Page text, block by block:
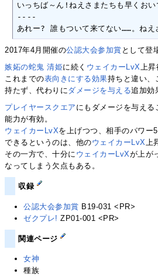
いっちば～ん!ねえさまたちも早く
----
あれー? 誰もついて来てない……。ね
2017年4月開催の公認大会参加賞 として登
嫉妬の蛇鬼 清姫に続く ウェイカーLvX 上
これまでの表向きにする効果持ちと違い、
持たず、代わりにダメージを与える追加効
プレイヤースクエア にもダメージを与える
能力が有効。
ウェイカーLvXを上げつつ、相手のパワー
できるというのは、他のウェイカーLvX上
その一方で、十分に ウェイカーLvXが上が
なってしまう欠点もある。
収録
公認大会参加賞 B19-031 <PR>
ゼクプレ! ZP01-001 <PR>
関連ページ
女神
種族